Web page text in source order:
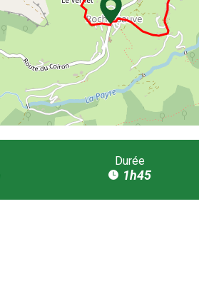
Durée
1h45